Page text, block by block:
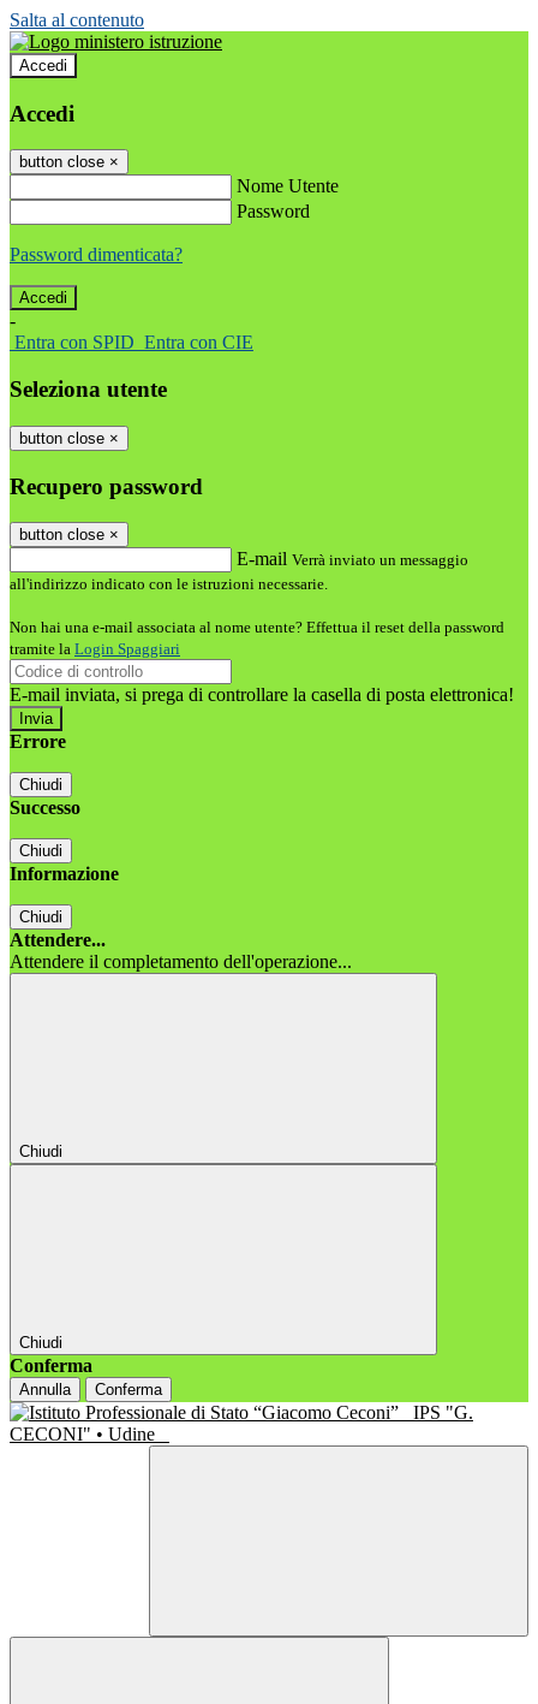
Salta al contenuto
Accedi
Accedi
button close ×
Nome Utente
Password
Password dimenticata?
-
Entra con SPID Entra con CIE
Seleziona utente
button close ×
Recupero password
button close ×
E-mail Verrà inviato un messaggio
all'indirizzo indicato con le istruzioni necessarie.
Non hai una e-mail associata al nome utente? Effettua il reset della password
tramite la Login Spaggiari
E-mail inviata, si prega di controllare la casella di posta elettronica!
Errore
Chiudi
Successo
Chiudi
Informazione
Chiudi
Attendere...
Attendere il completamento dell'operazione...
Chiudi
Chiudi
Conferma
Annulla Conferma
IPS "G.
CECONI" • Udine